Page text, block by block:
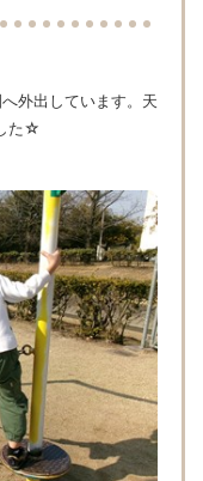
外出しています。天
た☆